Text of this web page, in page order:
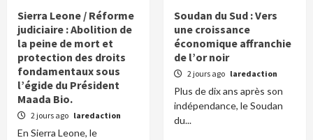
Sierra Leone / Réforme
judiciaire : Abolition de
la peine de mort et
protection des droits
fondamentaux sous
l’égide du Président
Maada Bio.
2 jours ago laredaction
En Sierra Leone, le
Soudan du Sud : Vers
une croissance
économique affranchie
de l’or noir
2 jours ago laredaction
Plus de dix ans après son
indépendance, le Soudan
du...